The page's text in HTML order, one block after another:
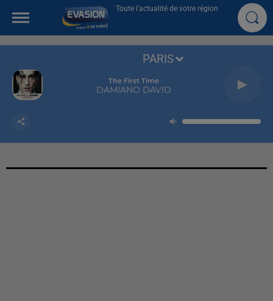
Toute l'actualité de votre région
The First Time
DAMIANO DAVID
PARIS